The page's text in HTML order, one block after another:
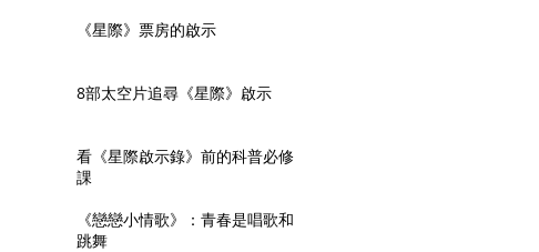
《星際》票房的啟示
8部太空片追尋《星際》啟示
看《星際啟示錄》前的科普必修
課
《戀戀小情歌》：青春是唱歌和
跳舞